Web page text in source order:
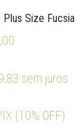
Size Fucsia
sem juros
(10% OFF)